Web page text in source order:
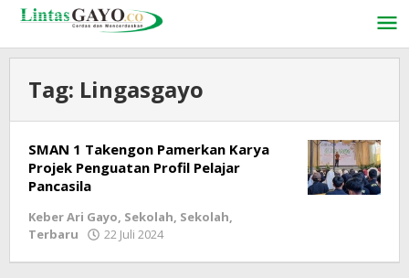
Lewati
konten
Tag: Lingasgayo
SMAN 1 Takengon Pamerkan Karya
Projek Penguatan Profil Pelajar
Pancasila
Keber Ari Gayo, Sekolah, Sekolah,
Terbaru
22 Juli 2024